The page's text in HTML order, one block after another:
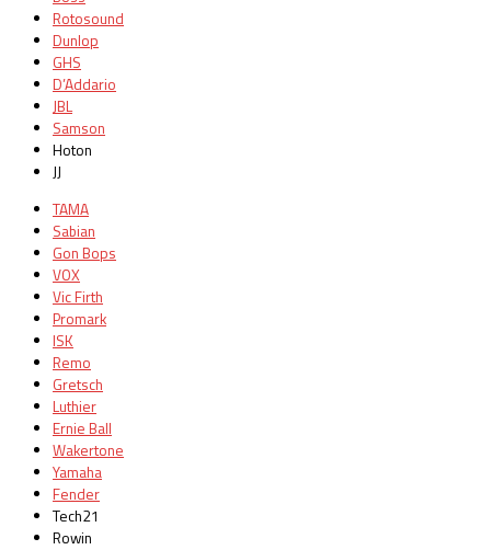
Rotosound
Dunlop
GHS
D’Addario
JBL
Samson
Hoton
JJ
TAMA
Sabian
Gon Bops
VOX
Vic Firth
Promark
ISK
Remo
Gretsch
Luthier
Ernie Ball
Wakertone
Yamaha
Fender
Tech21
Rowin